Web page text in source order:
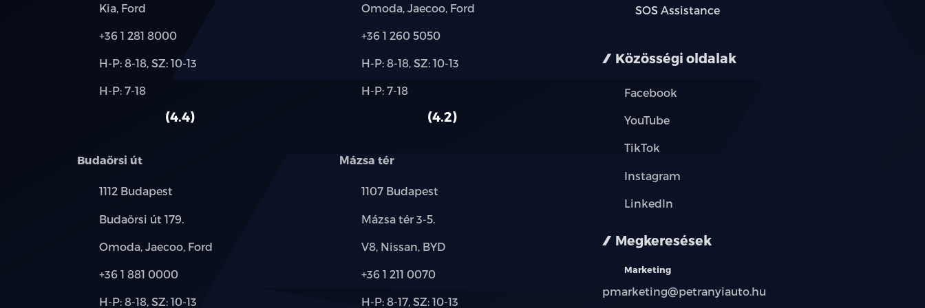
Piros Brembo Fékek
Alcantara kormány vörös LED Hellcat logóval
Harman Kardon hangrendszer
Kormányfűtés
Adaptív tempomat
Carbon Copper belső díszítőelemek
Márkák:
Kia, Ford
Telefon:
+36 1 281 8000
Új-
használt
H-P: 8-18, SZ: 10-13
Alkatrész,
H-P: 7-18
4.4
Márkák:
Omoda, Jaecoo, Ford
Telefon:
+36 1 260 5050
Új-
használt
H-P: 8-18, SZ: 10-13
Alkatrész,
H-P: 7-18
4.2
Budaörsi út
Település:
1112 Budapest
Cím:
Budaörsi út 179.
Márkák:
Omoda, Jaecoo, Ford
Telefon:
+36 1 881 0000
Új-
H-P: 8-18, SZ: 10-13
Mázsa tér
Település:
1107 Budapest
Cím:
Mázsa tér 3-5.
Márkák:
V8, Nissan, BYD
Telefon:
+36 1 211 0070
Új-
H-P: 8-17, SZ: 10-13
SOS Assistance
Közösségi oldalak
Facebook
YouTube
TikTok
Instagram
LinkedIn
Megkeresések
Marketing
pmarketing@petranyiauto.hu